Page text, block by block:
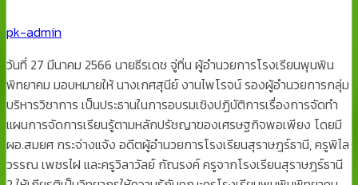
pk-admin
วันที่ 27 มีนาคม 2566 นายธีรเดช จู่ทิ่น ผู้อำนวยการโรงเรียนพุนพิน
พิทยาคม มอบหมายให้ นางเกศสุนีย์ งานไพโรจน์ รองผู้อำนวยการกลุ่ม
บริหารวิชาการ เป็นประธานในการอบรมเชิงปฏิบัติการเรื่องการจัดทำ
แผนการจัดการเรียนรู้ตามหลักปรัชญาของเศรษฐกิจพอเพียง โดยมี
ผอ.สมยศ กระจ่างแจ้ง อดีตผู้อำนวยการโรงเรียนสุราษฎร์ธานี, ครูพิไล
วรรณ เพชรไฝ และครูวิลาวัลย์ กัณรงค์ ครูจากโรงเรียนสุราษฎร์ธานี